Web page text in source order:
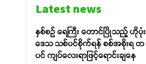
Latest news
နှစ်စဉ် ရေကြီး တောင်ပြိုသည့် ဟိုပုံး
ဒေသ သစ်ပင်စိုက်ရန် စစ်အစိုးရ တ
ပင် ကျပ်လေးရာဖြင့်ရောင်းချနေ